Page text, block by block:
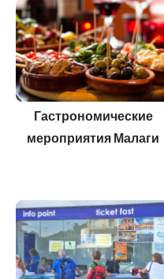
Гастрономические
мероприятия Малаги